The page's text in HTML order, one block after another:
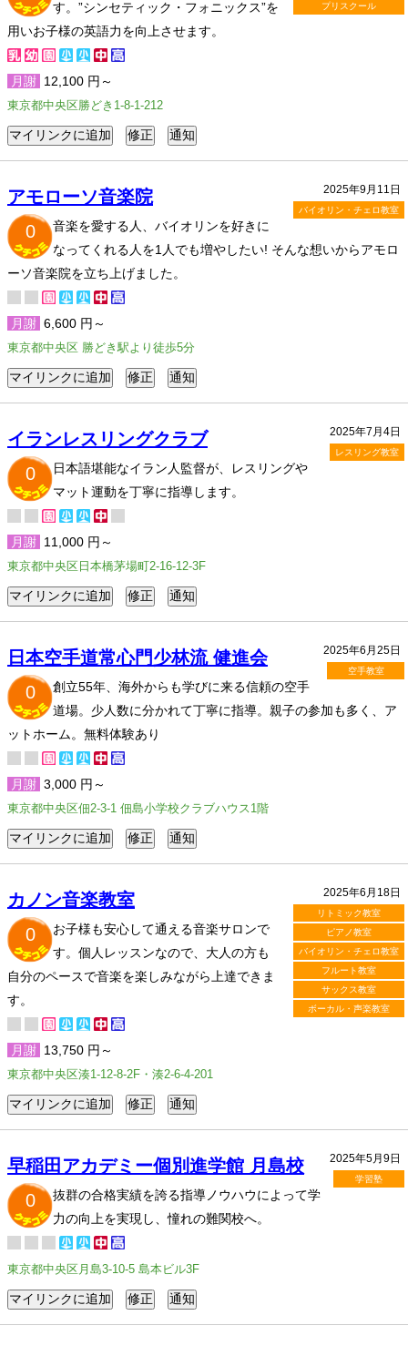
プリスクール
す。”シンセティック・フォニックス”を
用いお子様の英語力を向上させます。
月謝 12,100 円～
東京都中央区勝どき1-8-1-212
2025年9月11日
バイオリン・チェロ教室
アモローソ音楽院
0
音楽を愛する人、バイオリンを好きに
なってくれる人を1人でも増やしたい! そんな想いからアモロ
ーソ音楽院を立ち上げました。
月謝 6,600 円～
東京都中央区 勝どき駅より徒歩5分
2025年7月4日
レスリング教室
イランレスリングクラブ
0
日本語堪能なイラン人監督が、レスリングや
マット運動を丁寧に指導します。
月謝 11,000 円～
東京都中央区日本橋茅場町2-16-12-3F
2025年6月25日
空手教室
日本空手道常心門少林流 健進会
0
創立55年、海外からも学びに来る信頼の空手
道場。少人数に分かれて丁寧に指導。親子の参加も多く、ア
ットホーム。無料体験あり
月謝 3,000 円～
東京都中央区佃2-3-1 佃島小学校クラブハウス1階
2025年6月18日
リトミック教室
ピアノ教室
バイオリン・チェロ教室
フルート教室
サックス教室
ボーカル・声楽教室
カノン音楽教室
0
お子様も安心して通える音楽サロンで
す。個人レッスンなので、大人の方も
自分のペースで音楽を楽しみながら上達できま
す。
月謝 13,750 円～
東京都中央区湊1-12-8-2F・湊2-6-4-201
2025年5月9日
学習塾
早稲田アカデミー個別進学館 月島校
0
抜群の合格実績を誇る指導ノウハウによって学
力の向上を実現し、憧れの難関校へ。
東京都中央区月島3-10-5 島本ビル3F